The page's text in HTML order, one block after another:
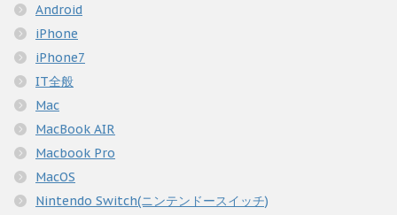
Android
iPhone
iPhone7
IT全般
Mac
MacBook AIR
Macbook Pro
MacOS
Nintendo Switch(ニンテンドースイッチ)